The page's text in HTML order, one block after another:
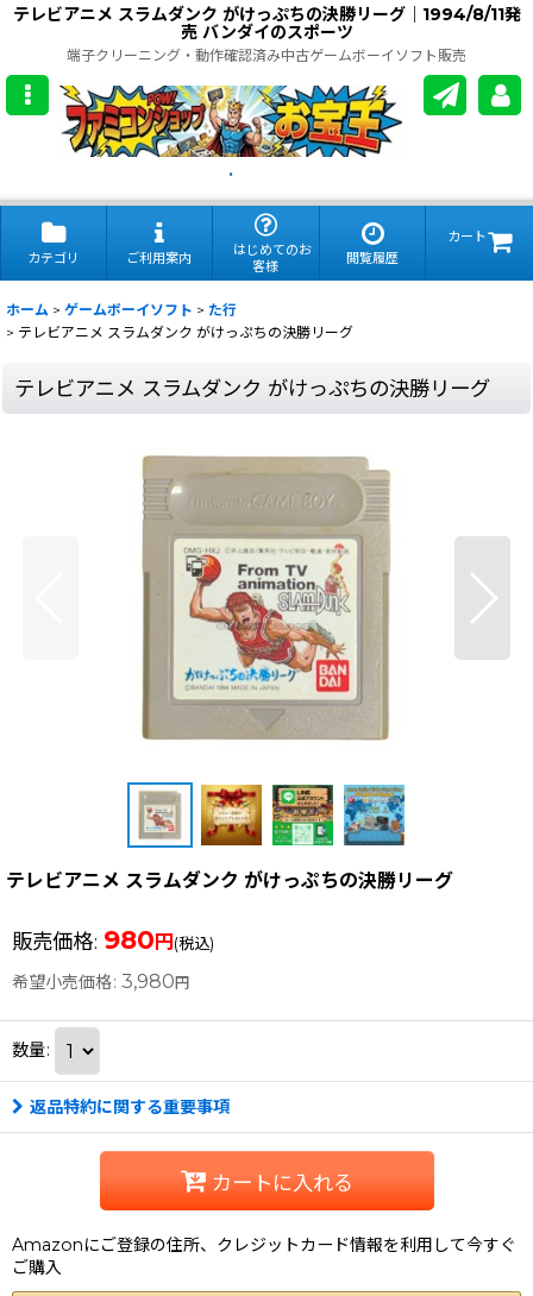
テレビアニメ スラムダンク がけっぷちの決勝リーグ｜1994/8/11発
売 バンダイのスポーツ
端子クリーニング・動作確認済み中古ゲームボーイソフト販売
.
カテゴリ ご利用案内
はじめてのお
客様
閲覧履歴
カート
ホーム > ゲームボーイソフト > た行
> テレビアニメ スラムダンク がけっぷちの決勝リーグ
テレビアニメ スラムダンク がけっぷちの決勝リーグ
テレビアニメ スラムダンク がけっぷちの決勝リーグ
販売価格: 980 円 (税込)
希望小売価格: 3,980 円
数量:
返品特約に関する重要事項
カートに入れる
Amazonにご登録の住所、クレジットカード情報を利用して今すぐ
ご購入